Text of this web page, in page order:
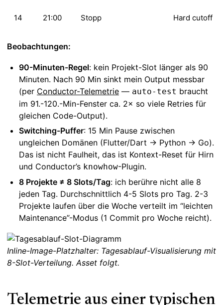
14 21:00 Stopp Hard cutoff
Beobachtungen:
90-Minuten-Regel: kein Projekt-Slot länger als 90
Minuten. Nach 90 Min sinkt mein Output messbar
(per Conductor-Telemetrie — auto-test braucht
im 91.-120.-Min-Fenster ca. 2× so viele Retries für
gleichen Code-Output).
Switching-Puffer: 15 Min Pause zwischen
ungleichen Domänen (Flutter/Dart → Python → Go).
Das ist nicht Faulheit, das ist Kontext-Reset für Hirn
und Conductor’s knowhow-Plugin.
8 Projekte ≠ 8 Slots/Tag: ich berühre nicht alle 8
jeden Tag. Durchschnittlich 4-5 Slots pro Tag. 2-3
Projekte laufen über die Woche verteilt im “leichten
Maintenance”-Modus (1 Commit pro Woche reicht).
Inline-Image-Platzhalter: Tagesablauf-Visualisierung mit
8-Slot-Verteilung. Asset folgt.
Telemetrie aus einer typischen